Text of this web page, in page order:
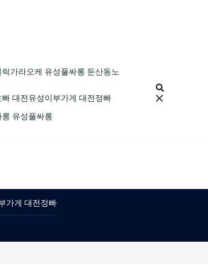
가라오케 유성풀싸롱 둔산동노
대전유성이부가게 대전정빠
유성풀싸롱
가게 대전정빠